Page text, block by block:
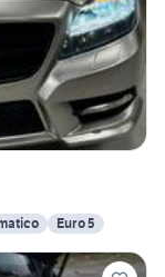
Euro 5